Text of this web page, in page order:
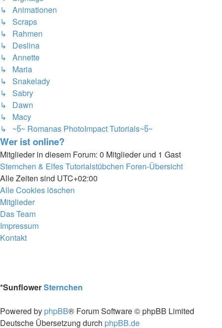
↳ Animationen
↳ Scraps
↳ Rahmen
↳ Deslina
↳ Annette
↳ Maria
↳ Snakelady
↳ Sabry
↳ Dawn
↳ Macy
↳ ~წ~ Romanas PhotoImpact Tutorials~წ~
Wer ist online?
Mitglieder in diesem Forum: 0 Mitglieder und 1 Gast
Sternchen & Elfes Tutorialstübchen Foren-Übersicht
Alle Zeiten sind UTC+02:00
Alle Cookies löschen
Mitglieder
Das Team
Impressum
Kontakt
*SunflowerSternchen
Powered by phpBB® Forum Software © phpBB Limited
Deutsche Übersetzung durch phpBB.de